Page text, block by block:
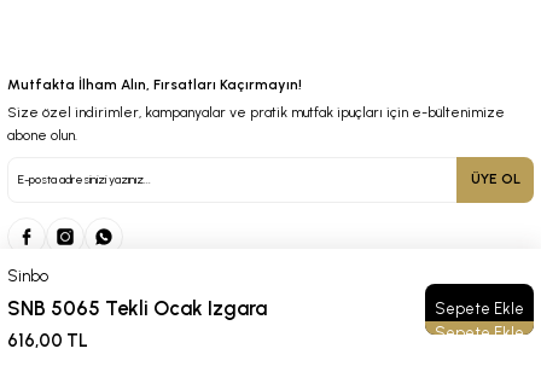
Sinbo
SNB 5065 Tekli Ocak Izgara
616,00 TL
Sepete Ekle
Mutfakta İlham Alın, Fırsatları Kaçırmayın!
Size özel indirimler, kampanyalar ve pratik mutfak ipuçları için e-bültenimize
abone olun.
ÜYE OL
© 2025 Tüm Hakları Saklıdır. Kredi kartı bilgileriniz 256bit SSL sertifikası ile korunmaktadır.